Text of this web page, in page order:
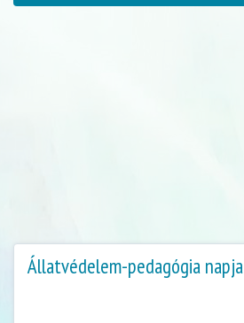
Állatvédelem-pedagógia napja